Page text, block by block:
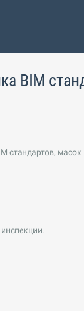
BIM
стандартов,